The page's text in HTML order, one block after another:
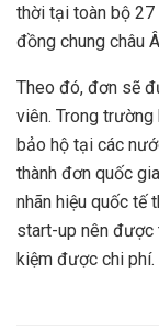
thời tại toàn bộ 27
đồng chung châu
Theo đó, đơn sẽ
viên. Trong
bảo hộ tại các
thành đơn quốc
nhãn hiệu quốc tế
start-up nên được
kiệm được chi phí.